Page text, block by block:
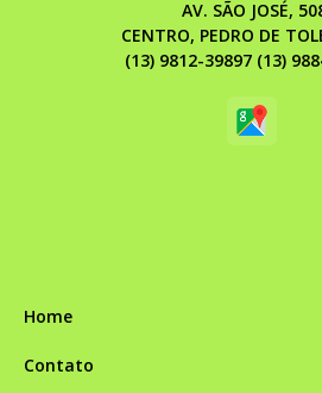
AV. SÃO JOSÉ,
CENTRO, PEDRO DE
(13) 9812-39897 (13)
Home
Contato